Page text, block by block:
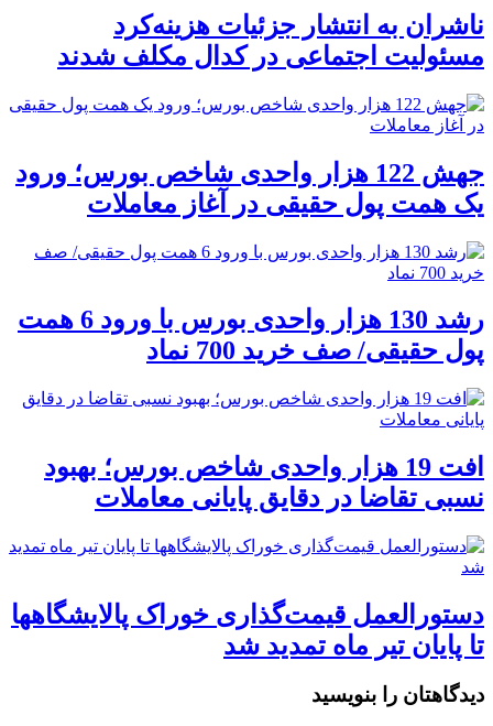
ناشران به انتشار جزئیات هزینه‌کرد
مسئولیت اجتماعی در کدال مکلف شدند
جهش 122 هزار واحدی شاخص بورس؛ ورود
یک همت پول حقیقی در آغاز معاملات
رشد 130 هزار واحدی بورس با ورود 6 همت
پول حقیقی/ صف خرید 700 نماد
افت 19 هزار واحدی شاخص بورس؛ بهبود
نسبی تقاضا در دقایق پایانی معاملات
دستورالعمل قیمت‌گذاری خوراک پالایشگاهها
تا پایان تیر ماه تمدید شد
دیدگاهتان را بنویسید